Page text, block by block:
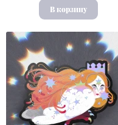
В корзину